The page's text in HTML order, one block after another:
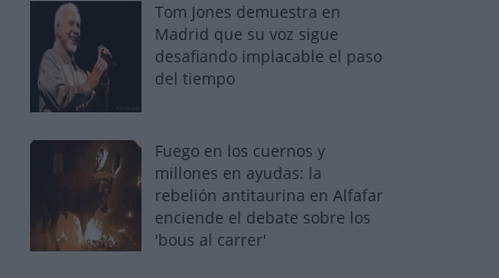
Tom Jones demuestra en
Madrid que su voz sigue
desafiando implacable el paso
del tiempo
Fuego en los cuernos y
millones en ayudas: la
rebelión antitaurina en Alfafar
enciende el debate sobre los
'bous al carrer'